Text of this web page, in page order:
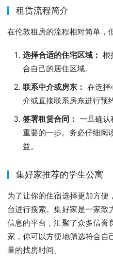
租赁流程简介
在伦敦租房的流程相对简单，
选择合适的住宅区域： 根
合自己的居住区域。
联系中介或房东： 在选择
介或直接联系房东进行预
签署租赁合同： 一旦确认
重要的一步。务必仔细阅
益。
集好家推荐的学生公寓
为了让你的住宿选择更加方便
台进行搜索。集好家是一家致
信息的平台，汇聚了众多信誉
家，你可以方便地筛选符合自
量的找房时间。